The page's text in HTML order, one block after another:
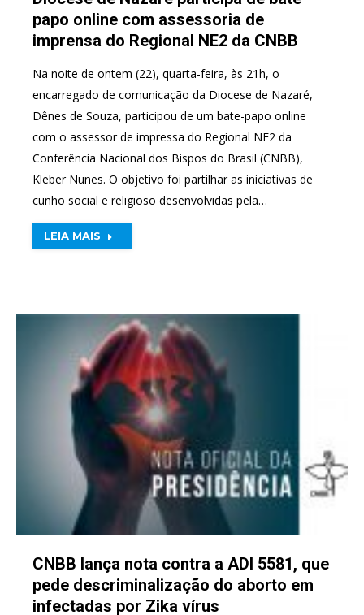
papo online com assessoria de
imprensa do Regional NE2 da CNBB
Na noite de ontem (22), quarta-feira, às 21h, o
encarregado de comunicação da Diocese de Nazaré,
Dênes de Souza, participou de um bate-papo online
com o assessor de impressa do Regional NE2 da
Conferência Nacional dos Bispos do Brasil (CNBB),
Kleber Nunes. O objetivo foi partilhar as iniciativas de
cunho social e religioso desenvolvidas pela…
LEIA MAIS
CNBB lança nota contra a ADI 5581, que
pede descriminalização do aborto em
infectadas por Zika vírus